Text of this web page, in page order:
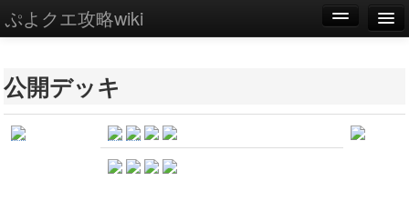
ぷよクエ攻略wiki
新規
WIKI
公開デッキ